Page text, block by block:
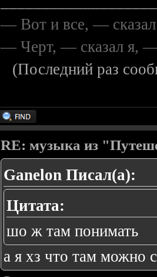
— Вот и все, —
— Черт, — сказал я, —
(Последний раз
RE: музыка из
Ganelon Писал(а):
Цитата:
шо ж там понимать
а я хз что там можно